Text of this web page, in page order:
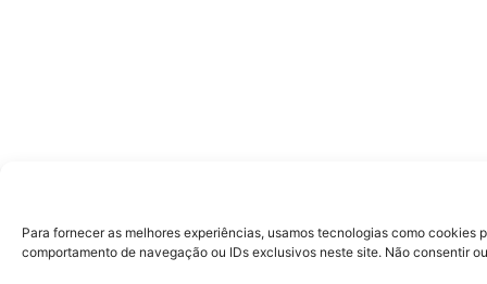
Para fornecer as melhores experiências, usamos tecnologias como
comportamento de navegação ou IDs exclusivos neste site. Não consentir